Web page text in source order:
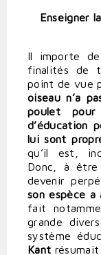
Enseigner
Il importe de
finalités de
point de vue
oiseau n’a
poulet
d’éducation
lui sont
qu’il est,
Donc, à
devenir
son espèce
fait
grande
système
Kant